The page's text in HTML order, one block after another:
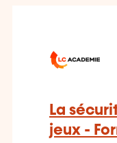
La
jeux -